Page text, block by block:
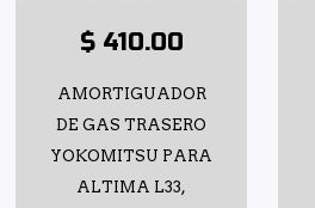
$ 410.00
AMORTIGUADOR
DE GAS TRASERO
YOKOMITSU PARA
ALTIMA L33,